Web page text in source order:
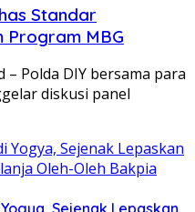
Standar
Program MBG
– Polda DIY bersama para
diskusi panel